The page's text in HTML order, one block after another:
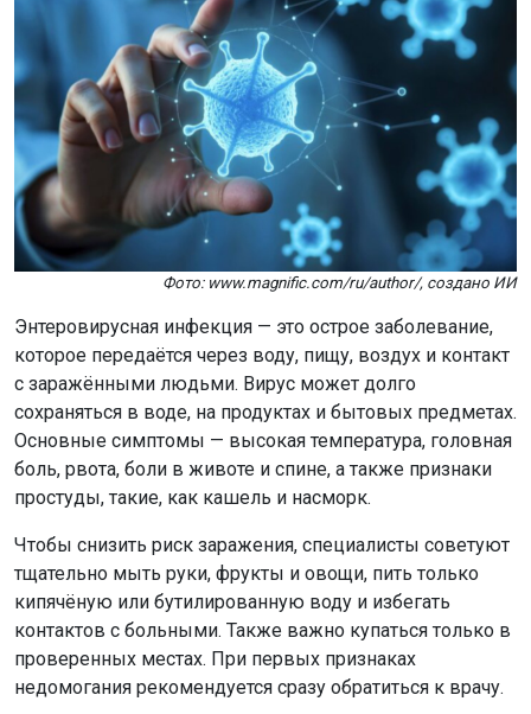
Фото: www.magnific.com/ru/author/, создано ИИ
Энтеровирусная инфекция — это острое заболевание,
которое передаётся через воду, пищу, воздух и контакт
с заражёнными людьми. Вирус может долго
сохраняться в воде, на продуктах и бытовых предметах.
Основные симптомы — высокая температура, головная
боль, рвота, боли в животе и спине, а также признаки
простуды, такие, как кашель и насморк.
Чтобы снизить риск заражения, специалисты советуют
тщательно мыть руки, фрукты и овощи, пить только
кипячёную или бутилированную воду и избегать
контактов с больными. Также важно купаться только в
проверенных местах. При первых признаках
недомогания рекомендуется сразу обратиться к врачу.